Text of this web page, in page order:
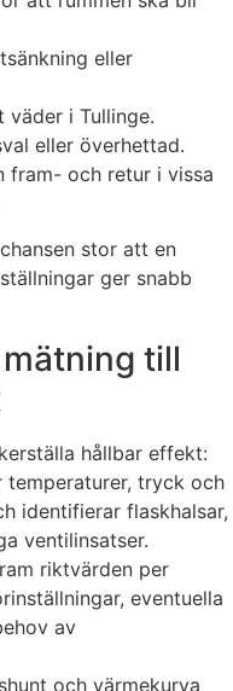
eller
i Tullinge.
eller överhettad.
fram- och retur i vissa
stor att en
ger snabb
till
hållbar effekt:
temperaturer, tryck och
identifierar flaskhalsar,
ventilinsatser.
riktvärden per
eventuella
av
och värmekurva